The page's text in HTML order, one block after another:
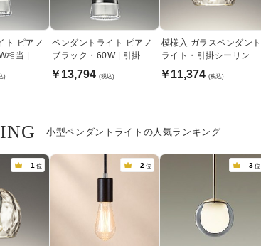
ト ピアノ
相当 | ダ
)
ペンダントライト ピアノ
ブラック・60W | 引掛シ
ーリング式
￥13,794 (税込)
模様入 ガラスペンダント
ライト・引掛シーリング
式
￥11,374 (税込)
小型ペンダントライトの人気ランキング
1 位 2 位 3 位